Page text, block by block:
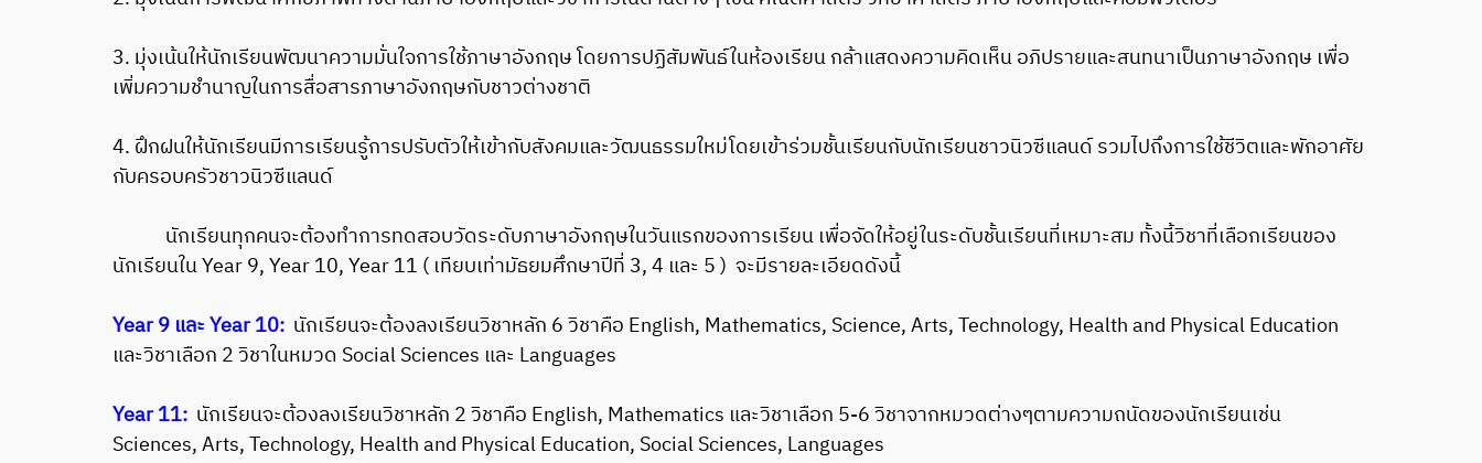
3. มุ่งเน้นให้นักเรียนพัฒนาความมั่นใจการใช้ภาษาอังกฤษ โดยการปฏิสัมพันธ์ในห้องเรียน กล้าแสดงความคิดเห็น อภิปรายและสนทนาเป็นภาษาอังกฤษ เพื่อ
เพิ่มความชำนาญในการสื่อสารภาษาอังกฤษกับชาวต่างชาติ
4. ฝึกฝนให้นักเรียนมีการเรียนรู้การปรับตัวให้เข้ากับสังคมและวัฒนธรรมใหม่โดยเข้าร่วมชั้นเรียนกับนักเรียนชาวนิวซีแลนด์ รวมไปถึงการใช้ชีวิตและพักอาศัย
กับครอบครัวชาวนิวซีแลนด์
นักเรียนทุกคนจะต้องทำการทดสอบวัดระดับภาษาอังกฤษในวันแรกของการเรียน เพื่อจัดให้อยู่ในระดับชั้นเรียนที่เหมาะสม ทั้งนี้วิชาที่เลือกเรียนของ
นักเรียนใน Year 9, Year 10, Year 11 ( เทียบเท่ามัธยมศึกษาปีที่ 3, 4 และ 5 ) จะมีรายละเอียดดังนี้
Year 9 และ Year 10: นักเรียนจะต้องลงเรียนวิชาหลัก 6 วิชาคือ English, Mathematics, Science, Arts, Technology, Health and Physical Education
และวิชาเลือก 2 วิชาในหมวด Social Sciences และ Languages
Year 11: นักเรียนจะต้องลงเรียนวิชาหลัก 2 วิชาคือ English, Mathematics และวิชาเลือก 5-6 วิชาจากหมวดต่างๆตามความถนัดของนักเรียนเช่น
Sciences, Arts, Technology, Health and Physical Education, Social Sciences, Languages